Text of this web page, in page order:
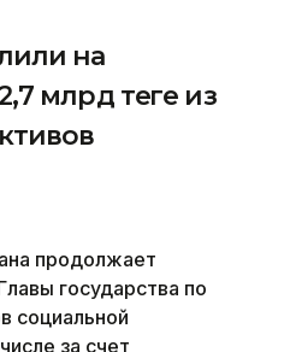
на
млрд теңге из
продолжает
государства по
социальной
за счет